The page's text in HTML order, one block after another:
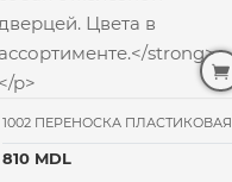
1002 ПЕРЕНОСКА ПЛАСТИКОВАЯ
810 MDL